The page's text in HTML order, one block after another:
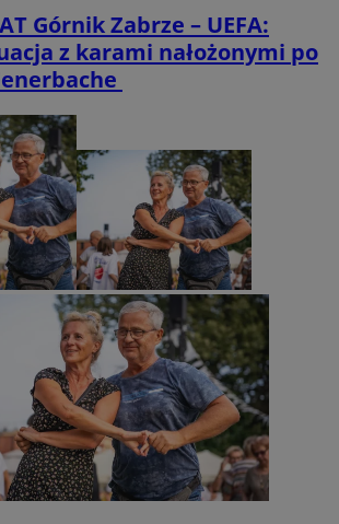
Górnik Zabrze – UEFA:
z karami nałożonymi po